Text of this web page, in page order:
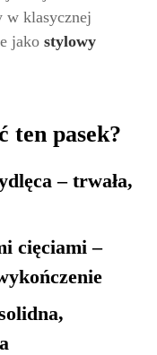
w klasycznej
jako stylowy
ten pasek?
– trwała,
cięciami –